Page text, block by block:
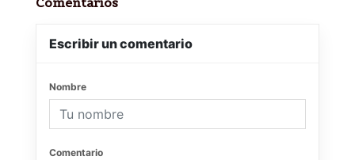
Escribir un comentario
Nombre
Comentario